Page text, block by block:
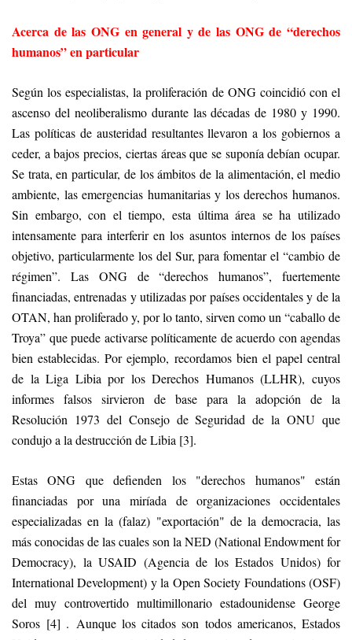
Acerca de las ONG en general y de las ONG de “derechos
humanos” en particular
Según los especialistas, la proliferación de ONG coincidió con el
ascenso del neoliberalismo durante las décadas de 1980 y 1990.
Las políticas de austeridad resultantes llevaron a los gobiernos a
ceder, a bajos precios, ciertas áreas que se suponía debían ocupar.
Se trata, en particular, de los ámbitos de la alimentación, el medio
ambiente, las emergencias humanitarias y los derechos humanos.
Sin embargo, con el tiempo, esta última área se ha utilizado
intensamente para interferir en los asuntos internos de los países
objetivo, particularmente los del Sur, para fomentar el “cambio de
régimen”. Las ONG de “derechos humanos”, fuertemente
financiadas, entrenadas y utilizadas por países occidentales y de la
OTAN, han proliferado y, por lo tanto, sirven como un “caballo de
Troya” que puede activarse políticamente de acuerdo con agendas
bien establecidas. Por ejemplo, recordamos bien el papel central
de la Liga Libia por los Derechos Humanos (LLHR), cuyos
informes falsos sirvieron de base para la adopción de la
Resolución 1973 del Consejo de Seguridad de la ONU que
condujo a la destrucción de Libia [3].
Estas ONG que defienden los "derechos humanos" están
financiadas por una miríada de organizaciones occidentales
especializadas en la (falaz) "exportación" de la democracia, las
más conocidas de las cuales son la NED (National Endowment for
Democracy), la USAID (Agencia de los Estados Unidos) for
International Development) y la Open Society Foundations (OSF)
del muy controvertido multimillonario estadounidense George
Soros [4] . Aunque los citados son todos americanos, Estados